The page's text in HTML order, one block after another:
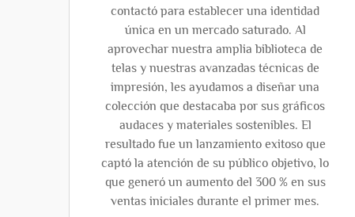
contactó para establecer una identidad
única en un mercado saturado. Al
aprovechar nuestra amplia biblioteca de
telas y nuestras avanzadas técnicas de
impresión, les ayudamos a diseñar una
colección que destacaba por sus gráficos
audaces y materiales sostenibles. El
resultado fue un lanzamiento exitoso que
captó la atención de su público objetivo, lo
que generó un aumento del 300 % en sus
ventas iniciales durante el primer mes.